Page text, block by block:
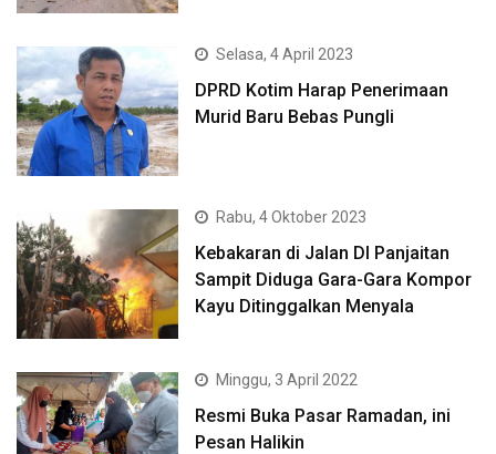
Selasa, 4 April 2023
DPRD Kotim Harap Penerimaan
Murid Baru Bebas Pungli
Rabu, 4 Oktober 2023
Kebakaran di Jalan DI Panjaitan
Sampit Diduga Gara-Gara Kompor
Kayu Ditinggalkan Menyala
Minggu, 3 April 2022
Resmi Buka Pasar Ramadan, ini
Pesan Halikin